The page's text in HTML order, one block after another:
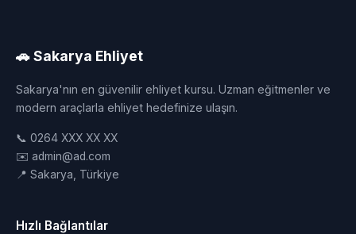
🚗 Sakarya Ehliyet
Sakarya'nın en güvenilir ehliyet kursu. Uzman eğitmenler ve
modern araçlarla ehliyet hedefinize ulaşın.
📞 0264 XXX XX XX
✉️ admin@ad.com
📍 Sakarya, Türkiye
Hızlı Bağlantılar